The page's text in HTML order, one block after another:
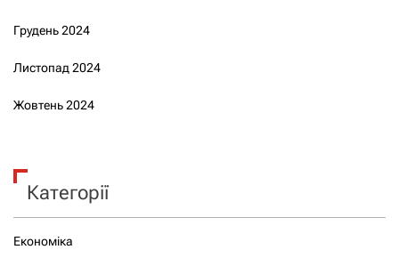
Грудень 2024
Листопад 2024
Жовтень 2024
Категорії
Економіка